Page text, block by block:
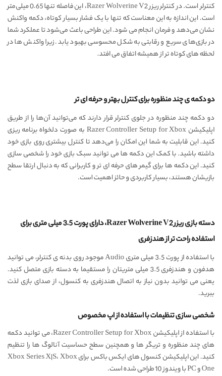
کنترلر است. در کنترلر ریزر Razer Wolverine V2، این فاصله تنها 0.65 میلی‌متر
است. این اندازه به این معناست که تنها با یک فشار بسیار کوتاه، دکمه واکنش
نشان می‌دهد و فرمان انجام می شود. این طراحی باعث می‌شود تا عملکرد شما
در بازی‌های سریع و رقابتی به شکل محسوسی بهبود یابد. زیرا واکنش ها در
لحظه های کوتاه‌ تر از همیشه اتفاق می‌ افتد.
دو دکمه ی چند منظوره برای کنترل بهتر و حرفه ای تر
دو دکمه چند منظوره در جلوی کنترلر قرار دارند که می‌توانید آن‌ها را از طریق
اپلیکیشن Razer Controller Setup for Xbox به صورت دلخواه برنامه‌ ریزی
کنید. این قابلیت به شما این امکان را می‌دهد تا کنترل بیشتری روی بازی خود
داشته باشید. با کمک این دکمه ها می توانید سبک بازی خود را شخصی‌ سازی
کنید. این دکمه ها برای گیمر های حرفه ای تر و کاربرانی که به دنبال ارتقا سطح
بازیشان هستند، بسیار کاربردی و حائز اهمیت است.
دسته بازی ریزر Razer Wolverine V2، دارای پورت 3.5 میلی متری برای
استفاده راحت تر از هندزفری
با استفاده از پورت 3.5 میلی‌ متری Audio موجود روی بدنه ی کنترلر، می‌ توانید
هدفون و هندزفری 3.5 میلی متریتان را مستقیما به دسته بازی متصل کنید.
یعنی می توانید بدون نیاز به اتصال هندزفری به کنسول، از صدای بازی لذت
ببرید.
شخصی سازی تنظیمات با استفاده از اپ مخصوص
با استفاده از اپلیکیشن Razer Controller Setup for Xbox، می‌ توانید دکمه‌
های چند منظوره و تریگر ها و همچنین سطح حساسیت آنالوگ‌ ها را تنظیم
کنید. این اپلیکیشن کنسول های ایکس باکس برای Xbox Series X|S، Xbox
One و PC با ویندوز 10 طراحی شده است.